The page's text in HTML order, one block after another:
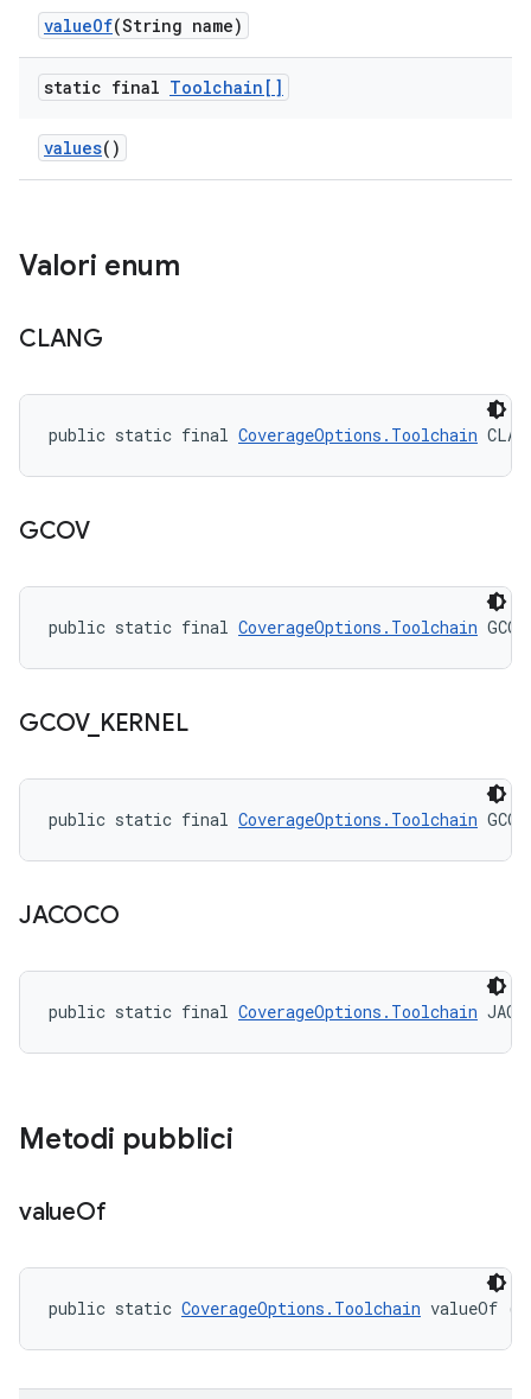
valueOf(String name)
static final Toolchain[]
values()
Valori enum
CLANG
public static final CoverageOptions.Toolchain
GCOV
public static final CoverageOptions.Toolchain GCOV
GCOV_ KERNEL
public static final CoverageOptions.Toolchain
JACOCO
public static final CoverageOptions.Toolchain
Metodi pubblici
valueOf
public static CoverageOptions.Toolchain valueOf